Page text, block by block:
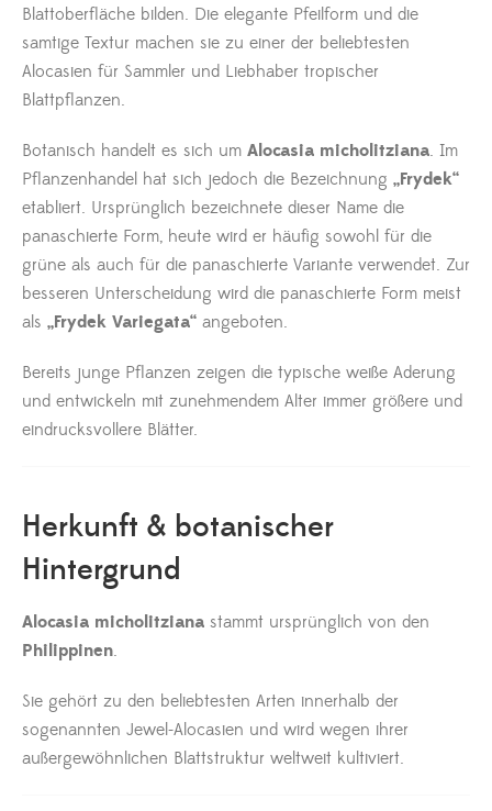
Blattoberfläche bilden. Die elegante Pfeilform und die
samtige Textur machen sie zu einer der beliebtesten
Alocasien für Sammler und Liebhaber tropischer
Blattpflanzen.
Botanisch handelt es sich um Alocasia micholitziana. Im
Pflanzenhandel hat sich jedoch die Bezeichnung „Frydek“
etabliert. Ursprünglich bezeichnete dieser Name die
panaschierte Form, heute wird er häufig sowohl für die
grüne als auch für die panaschierte Variante verwendet. Zur
besseren Unterscheidung wird die panaschierte Form meist
als „Frydek Variegata“ angeboten.
Bereits junge Pflanzen zeigen die typische weiße Aderung
und entwickeln mit zunehmendem Alter immer größere und
eindrucksvollere Blätter.
Herkunft & botanischer
Hintergrund
Alocasia micholitziana stammt ursprünglich von den
Philippinen.
Sie gehört zu den beliebtesten Arten innerhalb der
sogenannten Jewel-Alocasien und wird wegen ihrer
außergewöhnlichen Blattstruktur weltweit kultiviert.